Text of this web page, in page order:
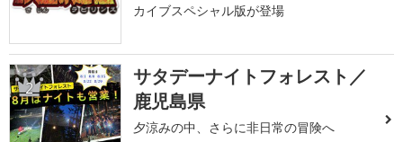
カイブスペシャル版が登場
2
サタデーナイトフォレスト／
鹿児島県
夕涼みの中、さらに非日常の冒険へ